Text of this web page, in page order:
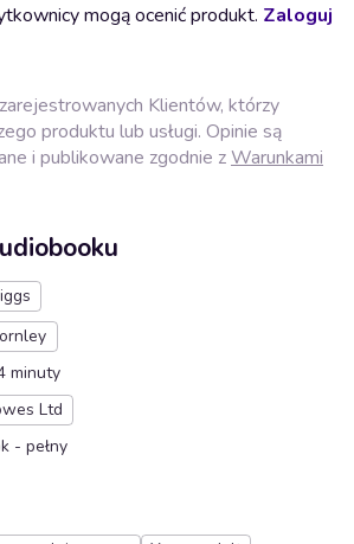
mogą ocenić produkt. Zaloguj
Klientów, którzy
produktu lub usługi. Opinie są
i publikowane zgodnie zWarunkami
minuty
Ltd
- pełny